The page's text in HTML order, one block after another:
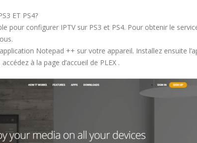
ET PS4?
pour configurer IPTV sur PS3 et PS4. Pour obtenir le
Notepad ++ sur votre appareil. Installez ensuite
à la page d’accueil de PLEX .